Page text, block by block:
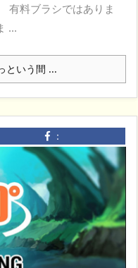
有料ブラシではありま
...
という間 ...
：